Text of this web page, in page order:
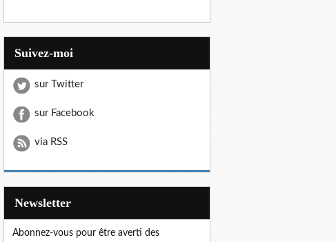
Suivez-moi
sur Twitter
sur Facebook
via RSS
Newsletter
Abonnez-vous pour être averti des